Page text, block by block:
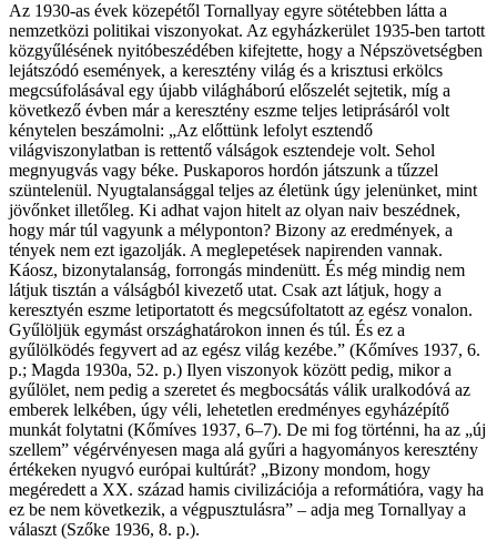
Az 1930-as évek közepétől Tornallyay egyre sötétebben látta a
nemzetközi politikai viszonyokat. Az egyházkerület 1935-ben tartott
közgyűlésének nyitóbeszédében kifejtette, hogy a Népszövetségben
lejátszódó események, a keresztény világ és a krisztusi erkölcs
megcsúfolásával egy újabb világháború előszelét sejtetik, míg a
következő évben már a keresztény eszme teljes letiprásáról volt
kénytelen beszámolni: „Az előttünk lefolyt esztendő
világviszonylatban is rettentő válságok esztendeje volt. Sehol
megnyugvás vagy béke. Puskaporos hordón játszunk a tűzzel
szüntelenül. Nyugtalansággal teljes az életünk úgy jelenünket, mint
jövőnket illetőleg. Ki adhat vajon hitelt az olyan naiv beszédnek,
hogy már túl vagyunk a mélyponton? Bizony az eredmények, a
tények nem ezt igazolják. A meglepetések napirenden vannak.
Káosz, bizonytalanság, forrongás mindenütt. És még mindig nem
látjuk tisztán a válságból kivezető utat. Csak azt látjuk, hogy a
keresztyén eszme letiportatott és megcsúfoltatott az egész vonalon.
Gyűlöljük egymást országhatárokon innen és túl. És ez a
gyűlölködés fegyvert ad az egész világ kezébe.” (Kőmíves 1937, 6.
p.; Magda 1930a, 52. p.) Ilyen viszonyok között pedig, mikor a
gyűlölet, nem pedig a szeretet és megbocsátás válik uralkodóvá az
emberek lelkében, úgy véli, lehetetlen eredményes egyházépítő
munkát folytatni (Kőmíves 1937, 6–7). De mi fog történni, ha az „új
szellem” végérvényesen maga alá gyűri a hagyományos keresztény
értékeken nyugvó európai kultúrát? „Bizony mondom, hogy
megéredett a XX. század hamis civilizációja a reformátióra, vagy ha
ez be nem következik, a végpusztulásra” – adja meg Tornallyay a
választ (Szőke 1936, 8. p.).